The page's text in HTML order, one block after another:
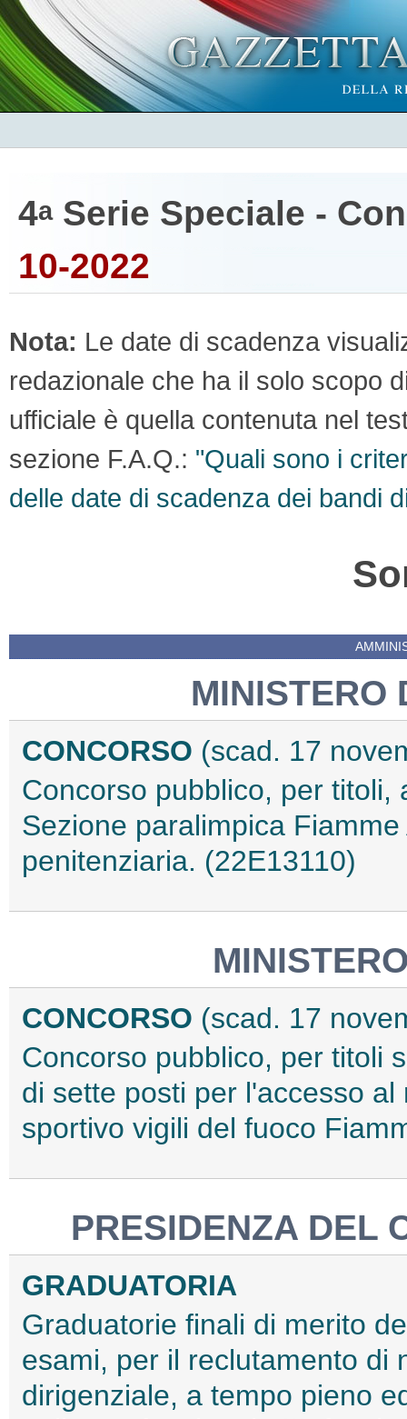
4aSerie Speciale -
10-2022
Nota: Le date di scadenza
redazionale che ha il solo scopo
ufficiale è quella contenuta nel
sezione F.A.Q.: "Quali sono i
delle date di scadenza dei bandi
MINISTERO
CONCORSO (scad. 17
Concorso pubblico, per titoli,
Sezione paralimpica
penitenziaria. (22E13110)
CONCORSO (scad. 17
Concorso pubblico, per titoli
di sette posti per l'accesso
sportivo vigili del fuoco
PRESIDENZA DEL
GRADUATORIA
Graduatorie finali di merito
esami, per il reclutamento di
dirigenziale, a tempo pieno